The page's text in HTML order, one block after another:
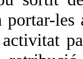
portar-